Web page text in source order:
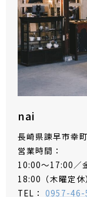
nai
長崎県諫早市幸
営業時間：
10:00～17:00／
18:00（木曜定休
TEL： 0957-46-